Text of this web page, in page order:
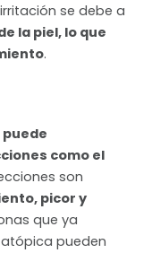
se debe a
la piel, lo que
.
puede
como el
son
picor y
que ya
pueden